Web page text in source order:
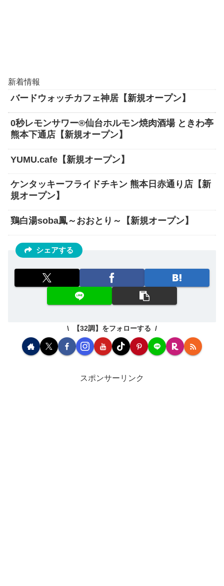
新着情報
バードウォッチカフェ神居【新規オープン】
0秒レモンサワー®仙台ホルモン焼肉酒場 ときわ亭
熊本下通店【新規オープン】
YUMU.cafe【新規オープン】
ケンタッキーフライドチキン 熊本日赤通り店【新
規オープン】
鶏白湯soba鳳～おおとり～【新規オープン】
シェアする
【32調】をフォローする
スポンサーリンク